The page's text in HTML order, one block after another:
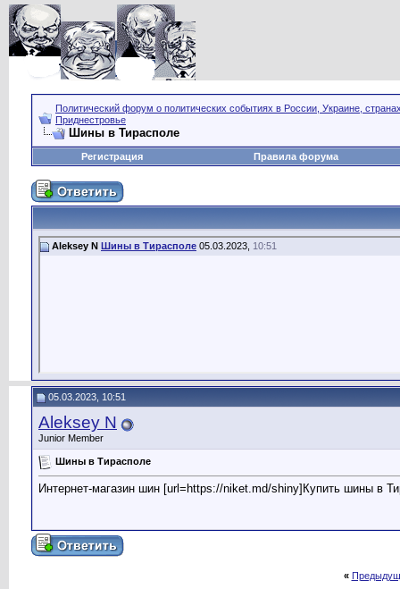
Политический форум о политических событиях в России, Украине,
Приднестровье
Шины в Тирасполе
Регистрация Правила форума
Aleksey N Шины в Тирасполе 05.03.2023, 10:51
05.03.2023, 10:51
Aleksey N
Junior Member
Шины в Тирасполе
Интернет-магазин шин [url=https://niket.md/shiny]Купить шины в
«